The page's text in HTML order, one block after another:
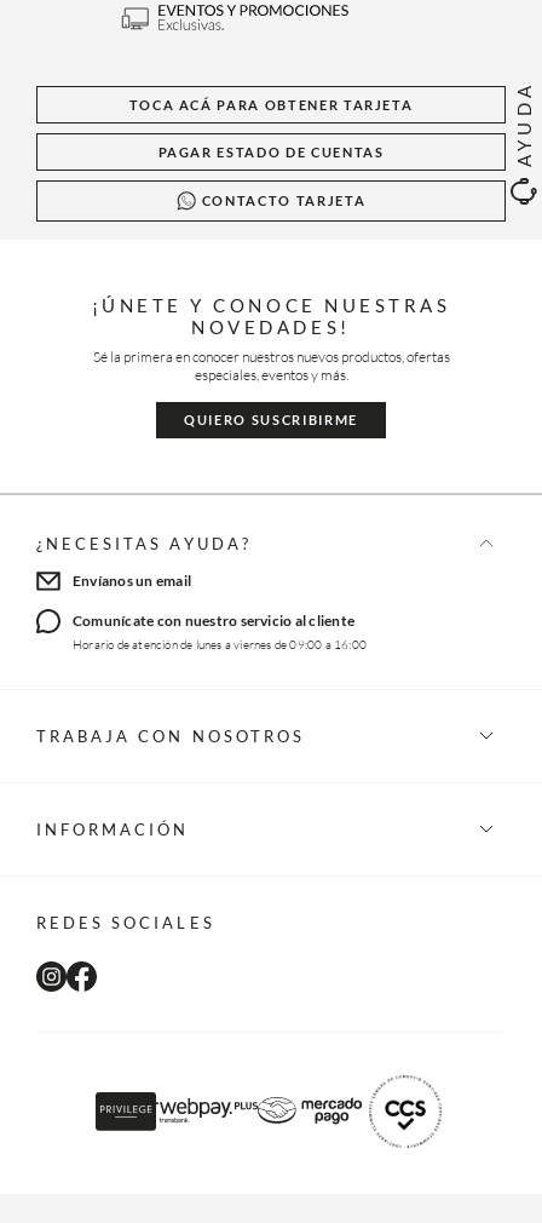
AYUDA
TOCA ACÁ PARA OBTENER TARJETA
PAGAR ESTADO DE CUENTAS
CONTACTO TARJETA
¡ÚNETE Y CONOCE NUESTRAS
NOVEDADES!
Sé la primera en conocer nuestros nuevos productos, ofertas
especiales, eventos y más.
QUIERO SUSCRIBIRME
¿NECESITAS AYUDA?
Envíanos un email
Comunícate con nuestro servicio al cliente
Horario de atención de lunes a viernes de 09:00 a 16:00
TRABAJA CON NOSOTROS
INFORMACIÓN
REDES SOCIALES